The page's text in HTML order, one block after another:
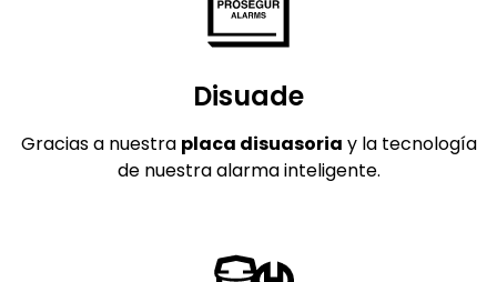
Disuade
Gracias a nuestra placa disuasoria y la tecnología
de nuestra alarma inteligente.